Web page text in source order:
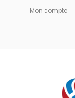
Mon compte